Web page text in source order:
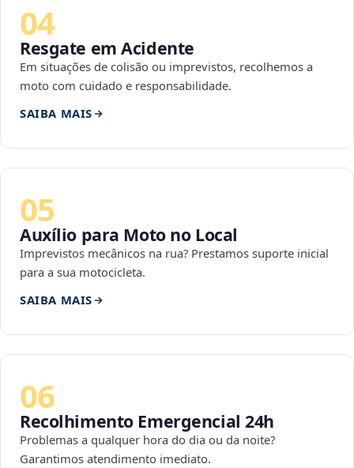
04
Resgate em Acidente
Em situações de colisão ou imprevistos, recolhemos a
moto com cuidado e responsabilidade.
SAIBA MAIS
05
Auxílio para Moto no Local
Imprevistos mecânicos na rua? Prestamos suporte inicial
para a sua motocicleta.
SAIBA MAIS
06
Recolhimento Emergencial 24h
Problemas a qualquer hora do dia ou da noite?
Garantimos atendimento imediato.